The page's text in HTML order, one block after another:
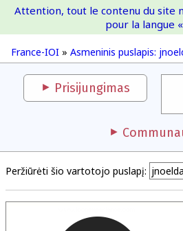
France-IOI » Asmeninis puslapis:
Attention, tout le contenu du site
pour la langue
Prisijungimas
Peržiūrėti šio vartotojo puslapį: